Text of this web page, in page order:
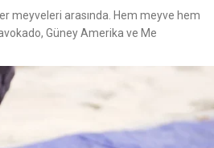
meyveleri arasında. Hem meyve hem
Güney Amerika ve Me